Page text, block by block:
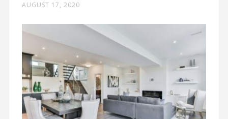
AUGUST 17, 2020